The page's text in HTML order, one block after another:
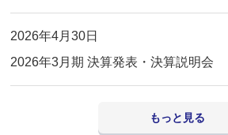
2026年4月30日
2026年3月期 決算発表・決算説明会
もっと見る